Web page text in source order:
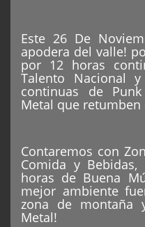
Este 26 De
apodera del valle!
por 12 horas
Talento Nacional
continuas de
Metal que retumben
Contaremos con
Comida y
horas de Buena
mejor ambiente
zona de montaña
Metal!